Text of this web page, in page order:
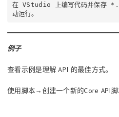
在 VStudio 上编写代码并保存
动运行。
例子
查看示例是理解 API 的最佳方式。
使用脚本→创建一个新的Core API脚